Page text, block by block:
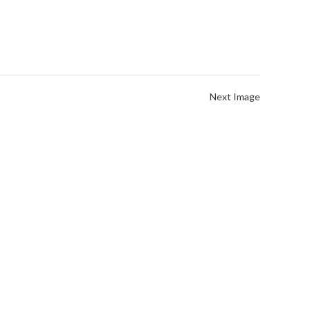
Next Image